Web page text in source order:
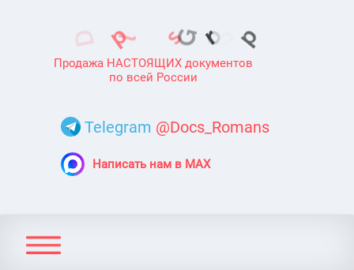
Продажа НАСТОЯЩИХ документов
по всей России
Telegram @Docs_Romans
Написать нам в MAX